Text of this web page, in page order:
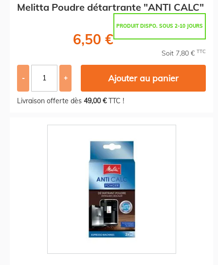
Melitta Poudre détartrante "ANTI CALC"
PRODUIT DISPO. SOUS 2-10 JOURS
6,50 €
Soit 7,80 € TTC
- + Ajouter au panier
Livraison offerte dès 49,00 €TTC !